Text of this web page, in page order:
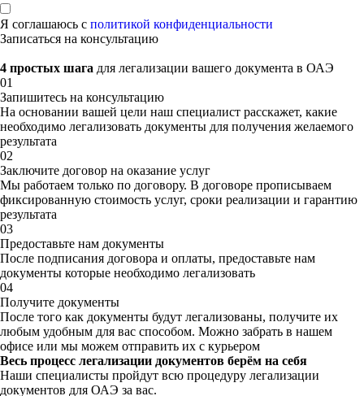
Я соглашаюсь с политикой конфиденциальности
Записаться на консультацию
4 простых шага для легализации вашего документа в ОАЭ
01
Запишитесь на консультацию
На основании вашей цели наш специалист расскажет, какие
необходимо легализовать документы для получения желаемого
результата
02
Заключите договор на оказание услуг
Мы работаем только по договору. В договоре прописываем
фиксированную стоимость услуг, сроки реализации и гарантию
результата
03
Предоставьте нам документы
После подписания договора и оплаты, предоставьте нам
документы которые необходимо легализовать
04
Получите документы
После того как документы будут легализованы, получите их
любым удобным для вас способом. Можно забрать в нашем
офисе или мы можем отправить их с курьером
Весь процесс легализации документов берём на себя
Наши специалисты пройдут всю процедуру легализации
документов для ОАЭ за вас.